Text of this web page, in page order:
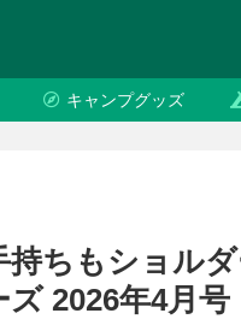
キャンプグッズ
持ちもショル
2026年4月号